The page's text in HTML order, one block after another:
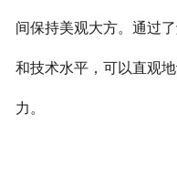
间保持美观大方。通过
和技术水平，可以直观
力。